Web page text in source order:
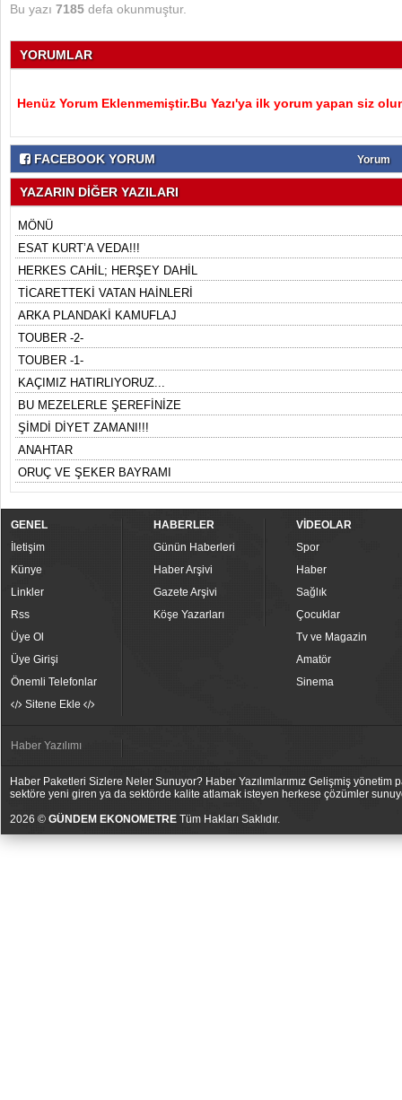
Bu yazı 7185 defa okunmuştur.
YORUMLAR
Henüz Yorum Eklenmemiştir.Bu Yazı'ya ilk yorum yapan siz
FACEBOOK YORUM Yorum
YAZARIN DİĞER YAZILARI
MÖNÜ
ESAT KURT’A VEDA!!!
HERKES CAHİL; HERŞEY DAHİL
TİCARETTEKİ VATAN HAİNLERİ
ARKA PLANDAKİ KAMUFLAJ
TOUBER -2-
TOUBER -1-
KAÇIMIZ HATIRLIYORUZ...
BU MEZELERLE ŞEREFİNİZE
ŞİMDİ DİYET ZAMANI!!!
ANAHTAR
ORUÇ VE ŞEKER BAYRAMI
GENEL
İletişim
Künye
Linkler
Rss
Üye Ol
Üye Girişi
Önemli Telefonlar
Sitene Ekle
HABERLER
Günün Haberleri
Haber Arşivi
Gazete Arşivi
Köşe Yazarları
VİDEOLAR
Spor
Haber
Sağlık
Çocuklar
Tv ve Magazin
Amatör
Sinema
Haber Yazılımı
Haber Paketleri Sizlere Neler Sunuyor? Haber Yazılımlarımız Gelişmiş
sektöre yeni giren ya da sektörde kalite atlamak isteyen herkese çözümler
2026 © GÜNDEM EKONOMETRE Tüm Hakları Saklıdır.